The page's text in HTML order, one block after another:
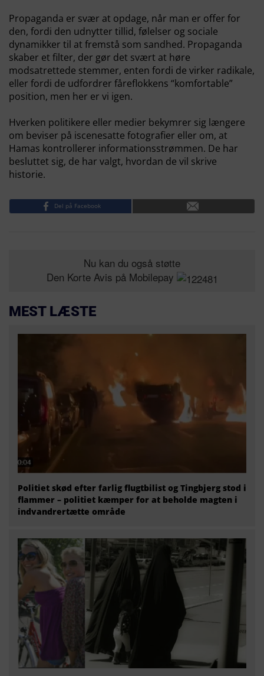
Propaganda er svær at opdage, når man er offer for
den, fordi den udnytter tillid, følelser og sociale
dynamikker til at fremstå som sandhed. Propaganda
skaber et filter, der gør det svært at høre
modsatrettede stemmer, enten fordi de virker radikale,
eller fordi de udfordrer fåreflokkens “komfortable”
position, men her er vi igen.
Hverken politikere eller medier bekymrer sig længere
om beviser på iscenesatte fotografier eller om, at
Hamas kontrollerer informationsstrømmen. De har
besluttet sig, de har valgt, hvordan de vil skrive
historie.
Del på Facebook
Nu kan du også støtte
Den Korte Avis på Mobilepay
MEST LÆSTE
Politiet skød efter farlig flugtbilist og Tingbjerg stod i
flammer – politiet kæmper for at beholde magten i
indvandrertætte område